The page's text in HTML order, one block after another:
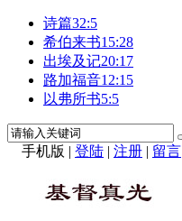
诗篇32:5
希伯来书15:28
出埃及记20:17
路加福音12:15
以弗所书5:5
手机版 | 登陆 | 注册 | 留言